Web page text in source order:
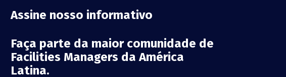
Assine nosso informativo
Faça parte da maior comunidade de
Facilities Managers da América
Latina.